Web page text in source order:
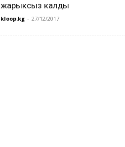
жарыксыз калды
kloop.kg - 27/12/2017